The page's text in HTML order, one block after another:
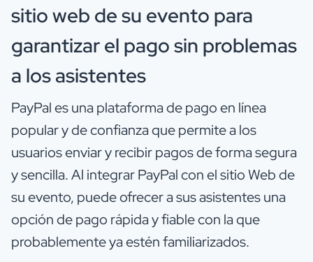
sitio web de su evento para
garantizar el pago sin problemas
a los asistentes
PayPal es una plataforma de pago en línea
popular y de confianza que permite a los
usuarios enviar y recibir pagos de forma segura
y sencilla. Al integrar PayPal con el sitio Web de
su evento, puede ofrecer a sus asistentes una
opción de pago rápida y fiable con la que
probablemente ya estén familiarizados.